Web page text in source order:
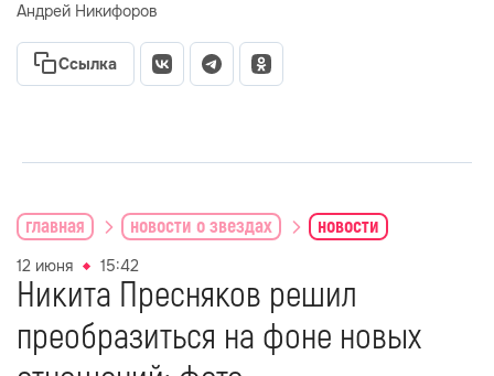
Андрей Никифоров
Ссылка
главная новости о звездах новости
12 июня 15:42
Никита Пресняков решил
преобразиться на фоне новых